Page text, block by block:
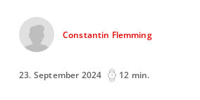
Constantin Flemming
23. September 2024 12 min.